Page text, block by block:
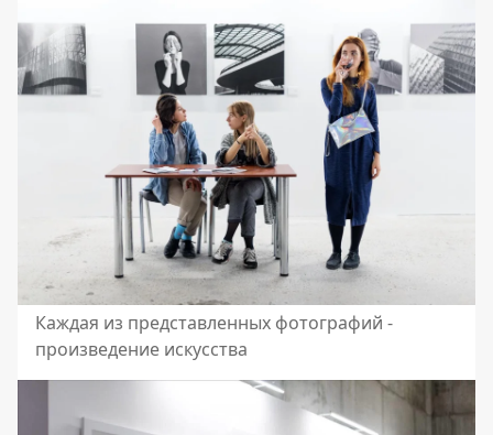
Каждая из представленных фотографий -
произведение искусства